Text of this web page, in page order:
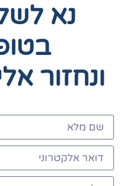
נא
ונחזור